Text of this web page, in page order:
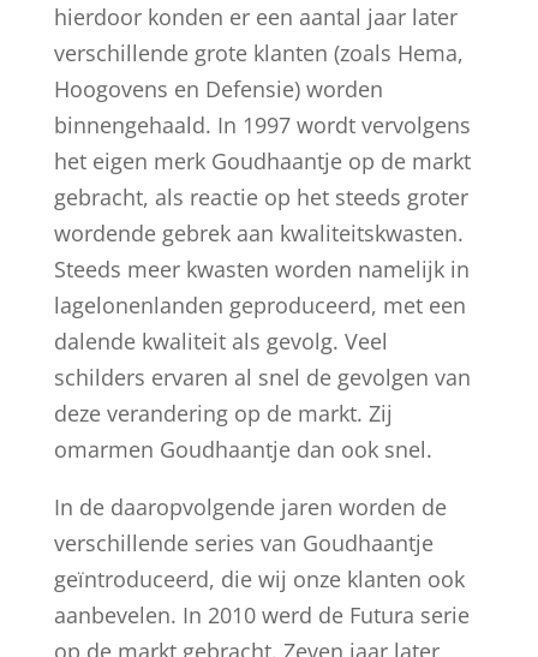
hierdoor konden er een aantal jaar later
verschillende grote klanten (zoals Hema,
Hoogovens en Defensie) worden
binnengehaald. In 1997 wordt vervolgens
het eigen merk Goudhaantje op de markt
gebracht, als reactie op het steeds groter
wordende gebrek aan kwaliteitskwasten.
Steeds meer kwasten worden namelijk in
lagelonenlanden geproduceerd, met een
dalende kwaliteit als gevolg. Veel
schilders ervaren al snel de gevolgen van
deze verandering op de markt. Zij
omarmen Goudhaantje dan ook snel.
In de daaropvolgende jaren worden de
verschillende series van Goudhaantje
geïntroduceerd, die wij onze klanten ook
aanbevelen. In 2010 werd de Futura serie
op de markt gebracht. Zeven jaar later